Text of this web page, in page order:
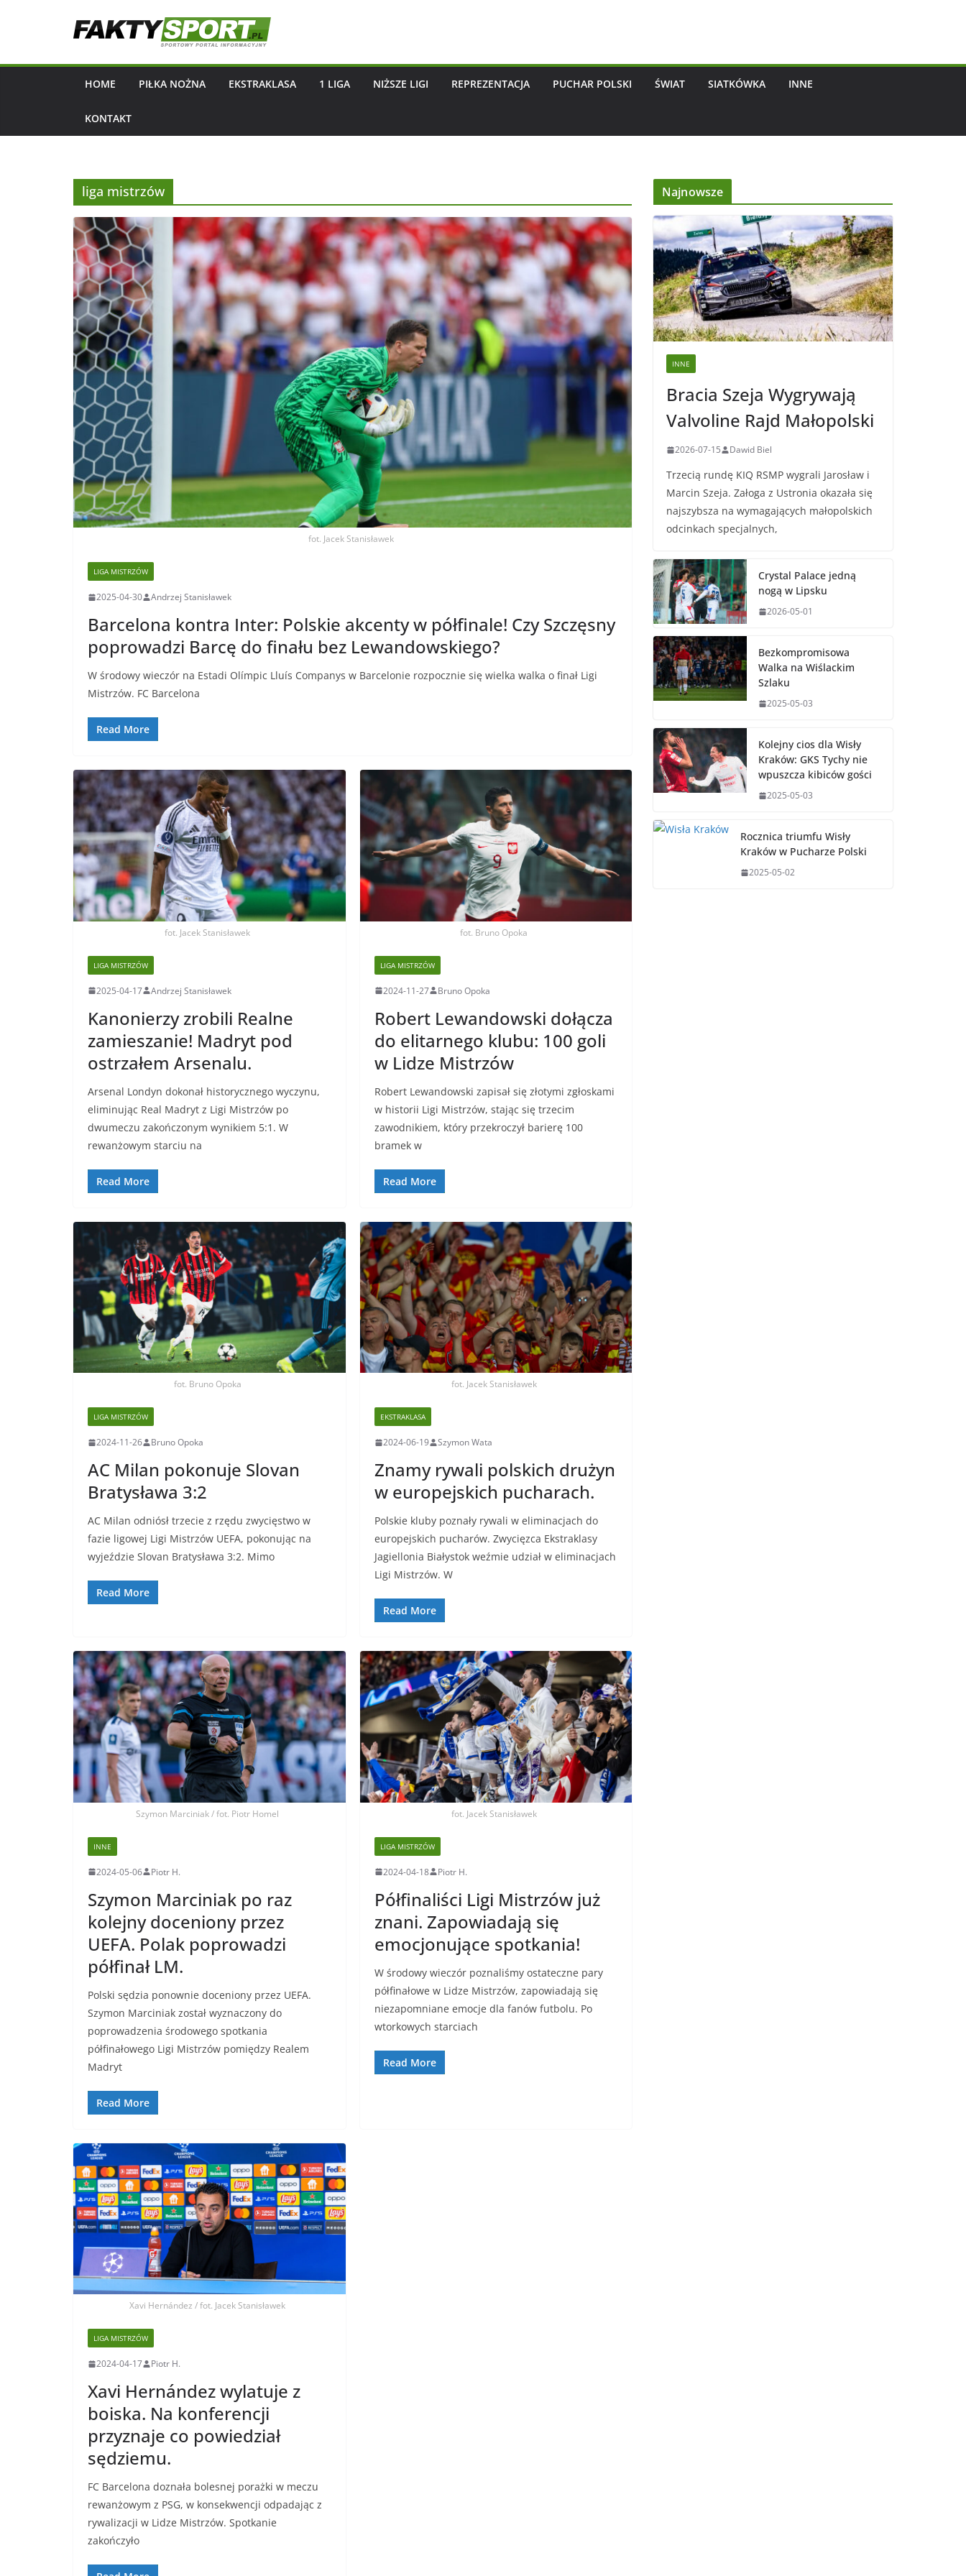
HOME PIŁKA NOŻNA EKSTRAKLASA 1 LIGA NIŻSZE LIGI REPREZENTACJA PUCHAR POLSKI ŚWIAT SIATKÓWKA INNE
KONTAKT
liga mistrzów
fot. Jacek Stanisławek
LIGA MISTRZÓW
2025-04-30 Andrzej Stanisławek
Barcelona kontra Inter: Polskie akcenty w półfinale! Czy Szczęsny
poprowadzi Barcę do finału bez Lewandowskiego?
W środowy wieczór na Estadi Olímpic Lluís Companys w Barcelonie rozpocznie się wielka walka o finał Ligi
Mistrzów. FC Barcelona
Read More
fot. Jacek Stanisławek
LIGA MISTRZÓW
2025-04-17 Andrzej Stanisławek
Kanonierzy zrobili Realne
zamieszanie! Madryt pod
ostrzałem Arsenalu.
Arsenal Londyn dokonał historycznego wyczynu,
eliminując Real Madryt z Ligi Mistrzów po
dwumeczu zakończonym wynikiem 5:1. W
rewanżowym starciu na
Read More
fot. Bruno Opoka
LIGA MISTRZÓW
2024-11-27 Bruno Opoka
Robert Lewandowski dołącza
do elitarnego klubu: 100 goli
w Lidze Mistrzów
Robert Lewandowski zapisał się złotymi zgłoskami
w historii Ligi Mistrzów, stając się trzecim
zawodnikiem, który przekroczył barierę 100
bramek w
Read More
fot. Bruno Opoka
LIGA MISTRZÓW
2024-11-26 Bruno Opoka
AC Milan pokonuje Slovan
Bratysława 3:2
AC Milan odniósł trzecie z rzędu zwycięstwo w
fazie ligowej Ligi Mistrzów UEFA, pokonując na
wyjeździe Slovan Bratysława 3:2. Mimo
Read More
fot. Jacek Stanisławek
EKSTRAKLASA
2024-06-19 Szymon Wata
Znamy rywali polskich drużyn
w europejskich pucharach.
Polskie kluby poznały rywali w eliminacjach do
europejskich pucharów. Zwycięzca Ekstraklasy
Jagiellonia Białystok weźmie udział w eliminacjach
Ligi Mistrzów. W
Read More
Szymon Marciniak / fot. Piotr Homel
INNE
2024-05-06 Piotr H.
Szymon Marciniak po raz
kolejny doceniony przez
UEFA. Polak poprowadzi
półfinał LM.
Polski sędzia ponownie doceniony przez UEFA.
Szymon Marciniak został wyznaczony do
poprowadzenia środowego spotkania
półfinałowego Ligi Mistrzów pomiędzy Realem
Madryt
Read More
fot. Jacek Stanisławek
LIGA MISTRZÓW
2024-04-18 Piotr H.
Półfinaliści Ligi Mistrzów już
znani. Zapowiadają się
emocjonujące spotkania!
W środowy wieczór poznaliśmy ostateczne pary
półfinałowe w Lidze Mistrzów, zapowiadają się
niezapomniane emocje dla fanów futbolu. Po
wtorkowych starciach
Read More
Xavi Hernández / fot. Jacek Stanisławek
LIGA MISTRZÓW
2024-04-17 Piotr H.
Xavi Hernández wylatuje z
boiska. Na konferencji
przyznaje co powiedział
sędziemu.
FC Barcelona doznała bolesnej porażki w meczu
rewanżowym z PSG, w konsekwencji odpadając z
rywalizacji w Lidze Mistrzów. Spotkanie
zakończyło
Najnowsze
INNE
Bracia Szeja Wygrywają
Valvoline Rajd Małopolski
2026-07-15 Dawid Biel
Trzecią rundę KIQ RSMP wygrali Jarosław i
Marcin Szeja. Załoga z Ustronia okazała się
najszybsza na wymagających małopolskich
odcinkach specjalnych,
Crystal Palace jedną
nogą w Lipsku
2026-05-01
Bezkompromisowa
Walka na Wiślackim
Szlaku
2025-05-03
Kolejny cios dla Wisły
Kraków: GKS Tychy nie
wpuszcza kibiców gości
2025-05-03
Rocznica triumfu Wisły
Kraków w Pucharze Polski
2025-05-02